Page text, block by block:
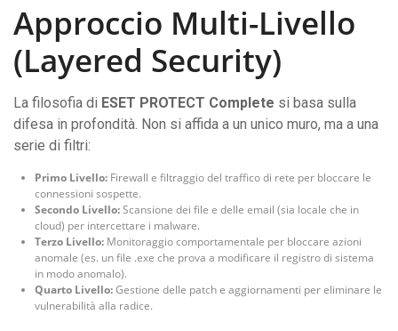
Approccio Multi-Livello
(Layered Security)
La filosofia di ESET PROTECT Complete si basa sulla
difesa in profondità. Non si affida a un unico muro, ma a una
serie di filtri:
Primo Livello: Firewall e filtraggio del traffico di rete per bloccare le
connessioni sospette.
Secondo Livello:Scansione dei file e delle email (sia locale che in
cloud) per intercettare i malware.
Terzo Livello: Monitoraggio comportamentale per bloccare azioni
anomale (es. un file .exe che prova a modificare il registro di sistema
in modo anomalo).
Quarto Livello:Gestione delle patch e aggiornamenti per eliminare le
vulnerabilità alla radice.